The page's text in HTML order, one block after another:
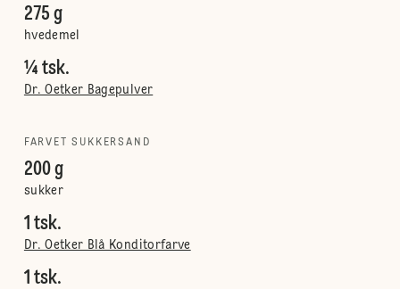
275 g
hvedemel
¼ tsk.
Dr. Oetker Bagepulver
FARVET SUKKERSAND
200 g
sukker
1 tsk.
Dr. Oetker Blå Konditorfarve
1 tsk.